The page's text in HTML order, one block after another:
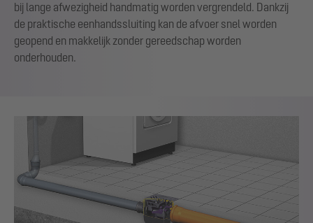
bij lange afwezigheid handmatig worden vergrendeld. Dankzij
de praktische eenhandssluiting kan de afvoer snel worden
geopend en makkelijk zonder gereedschap worden
onderhouden.